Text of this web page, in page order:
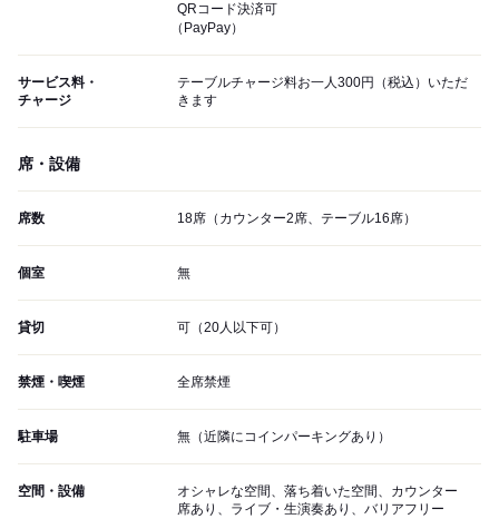
QRコード決済可
（PayPay）
サービス料・
チャージ
テーブルチャージ料お一人300円（税込）いただ
きます
席・設備
席数 18席（カウンター2席、テーブル16席）
個室 無
貸切 可（20人以下可）
禁煙・喫煙 全席禁煙
駐車場 無（近隣にコインパーキングあり）
空間・設備
オシャレな空間、落ち着いた空間、カウンター
席あり、ライブ・生演奏あり、バリアフリー